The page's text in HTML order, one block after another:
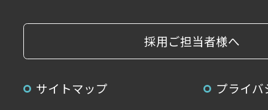
採用ご担当者様へ
サイトマップ
プライ